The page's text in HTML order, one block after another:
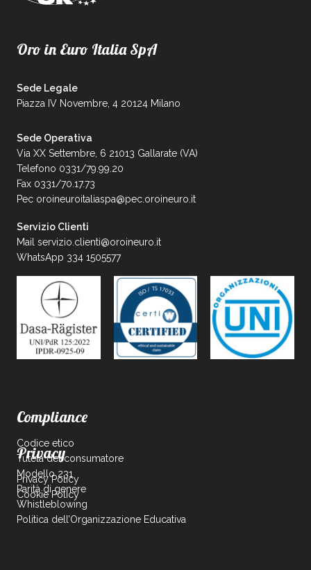
Oro in Euro Italia SpA
Sede Legale
Piazza IV Novembre, 4 20124 Milano
Sede Operativa
Via XX Settembre, 6 21013 Gallarate (VA)
Telefono 0331/79.99.20
Fax 0331/70.17.73
Pec oroineuroitaliaspa@pec.oroineuro.it
Servizio Clienti
Mail servizio.clienti@oroineuro.it
WhatsApp 334 1505577
Compliance
Codice etico
Tutela del consumatore
Modello 231
Parità di genere
Whistleblowing
Politica dell’Organizzazione Educativa
Privacy
Privacy Policy
Cookie Policy